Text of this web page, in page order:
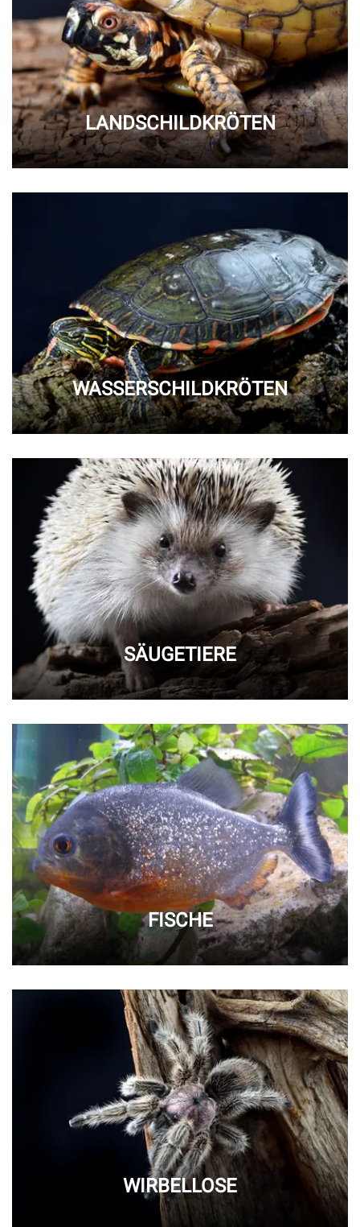
LANDSCHILDKRÖTEN
WASSERSCHILDKRÖTEN
SÄUGETIERE
FISCHE
WIRBELLOSE